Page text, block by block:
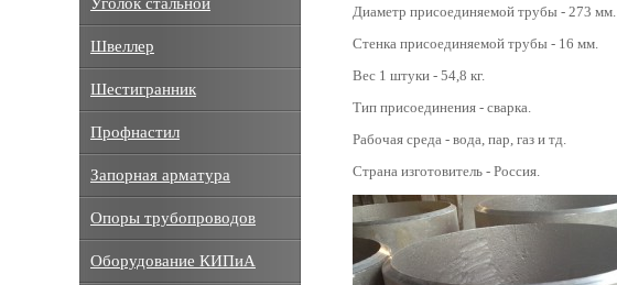
Диаметр присоединяемой трубы - 273 мм.
Стенка присоединяемой трубы - 16 мм.
Вес 1 штуки - 54,8 кг.
Тип присоединения - сварка.
Рабочая среда - вода, пар, газ и тд.
Страна изготовитель - Россия.
Швеллер
Шестигранник
Профнастил
Запорная арматура
Опоры трубопроводов
Оборудование КИПиА